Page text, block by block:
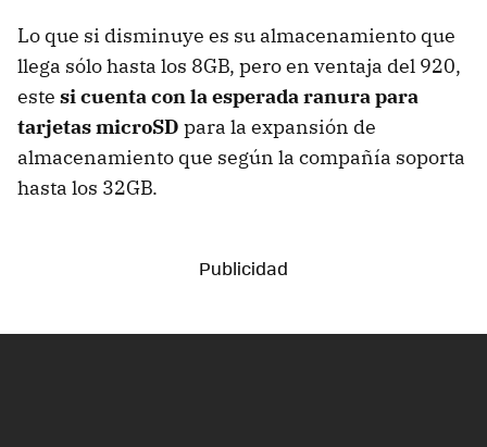
Lo que si disminuye es su almacenamiento que
llega sólo hasta los 8GB, pero en ventaja del 920,
este si cuenta con la esperada ranura para
tarjetas microSD para la expansión de
almacenamiento que según la compañía soporta
hasta los 32GB.